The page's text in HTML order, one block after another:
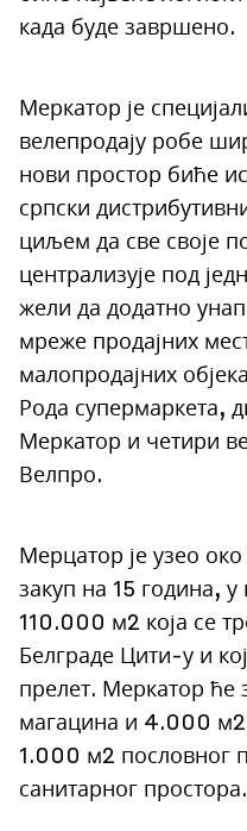
када буде завршено.
Меркатор је
велепродају робе
нови простор биће
српски
циљем да све своје
централизује под
жели да додатно
мреже продајних
малопродајних
Рода супермаркета,
Меркатор и четири
Велпро.
Мерцатор је узео
закуп на 15 година, у
110.000 м2 која се
Белграде Цити-у и
прелет. Меркатор
магацина и 4.000 м2
1.000 м2 пословног
санитарног простора.